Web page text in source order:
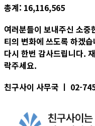
총계: 16,116,565
여러분들이 보내주신 소중
티의 변화에 쓰도록 하겠
다시 한번 감사드립니다.
락주세요.
친구사이 사무국 ㅣ